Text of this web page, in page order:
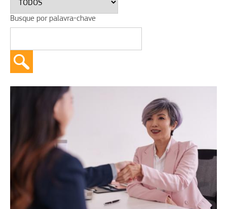
Busque por palavra-chave